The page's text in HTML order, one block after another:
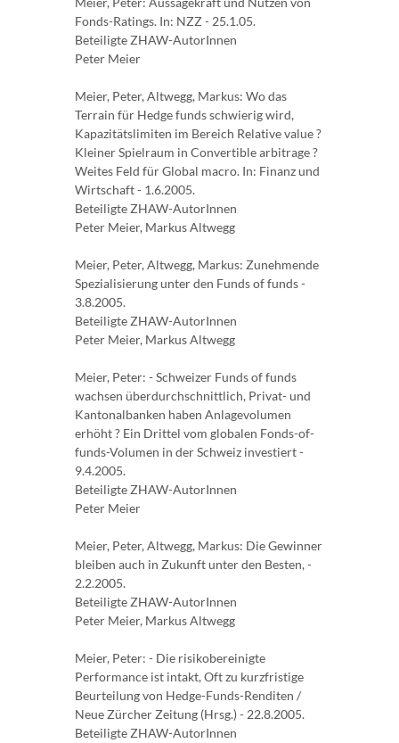
Fonds-Ratings. In: NZZ - 25.1.05.
Beteiligte ZHAW-AutorInnen
Peter Meier
Meier, Peter, Altwegg, Markus: Wo das
Terrain für Hedge funds schwierig wird,
Kapazitätslimiten im Bereich Relative value ?
Kleiner Spielraum in Convertible arbitrage ?
Weites Feld für Global macro. In: Finanz und
Wirtschaft - 1.6.2005.
Beteiligte ZHAW-AutorInnen
Peter Meier, Markus Altwegg
Meier, Peter, Altwegg, Markus: Zunehmende
Spezialisierung unter den Funds of funds -
3.8.2005.
Beteiligte ZHAW-AutorInnen
Peter Meier, Markus Altwegg
Meier, Peter: - Schweizer Funds of funds
wachsen überdurchschnittlich, Privat- und
Kantonalbanken haben Anlagevolumen
erhöht ? Ein Drittel vom globalen Fonds-of-
funds-Volumen in der Schweiz investiert -
9.4.2005.
Beteiligte ZHAW-AutorInnen
Peter Meier
Meier, Peter, Altwegg, Markus: Die Gewinner
bleiben auch in Zukunft unter den Besten, -
2.2.2005.
Beteiligte ZHAW-AutorInnen
Peter Meier, Markus Altwegg
Meier, Peter: - Die risikobereinigte
Performance ist intakt, Oft zu kurzfristige
Beurteilung von Hedge-Funds-Renditen /
Neue Zürcher Zeitung (Hrsg.) - 22.8.2005.
Beteiligte ZHAW-AutorInnen